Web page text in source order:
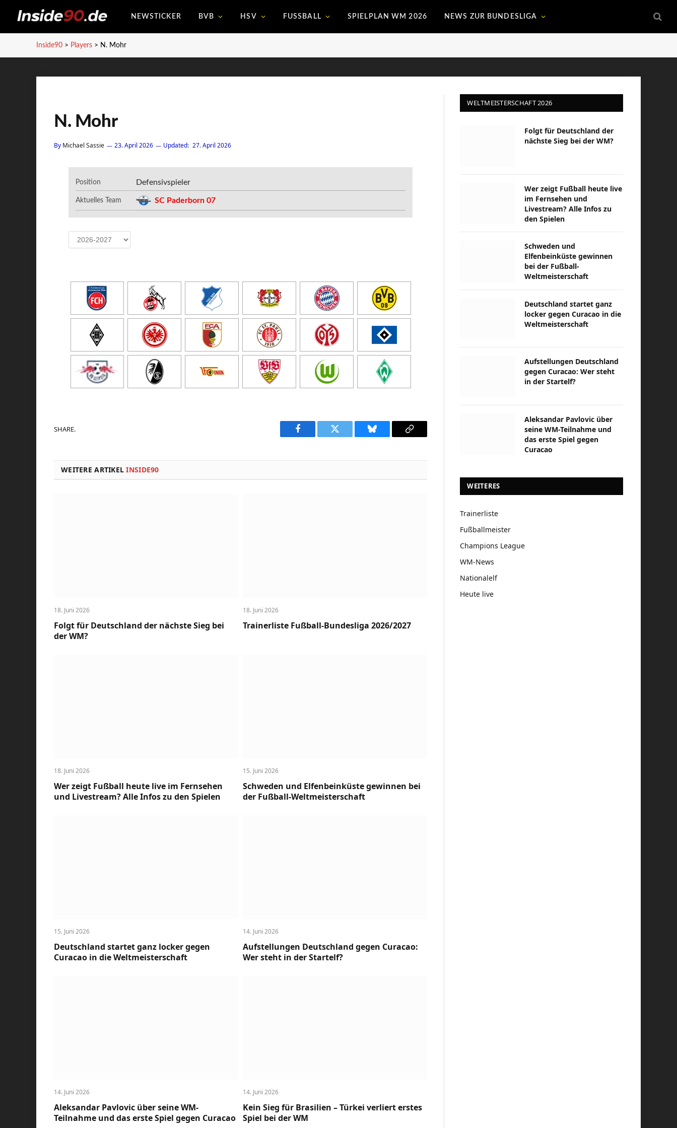
NEWSTICKER BVB HSV FUSSBALL SPIELPLAN WM 2026 NEWS ZUR BUNDESLIGA
Inside90 > Players > N. Mohr
N. Mohr
By Michael Sassie 23. April 2026 Updated: 27. April 2026
Position Defensivspieler
Aktuelles Team SC Paderborn 07
SHARE.
Facebook Twitter Bluesky
Copy
WEITERE ARTIKELINSIDE90
18. Juni 2026
Folgt für Deutschland der nächste Sieg bei
der WM?
18. Juni 2026
Trainerliste Fußball-Bundesliga 2026/2027
18. Juni 2026
Wer zeigt Fußball heute live im Fernsehen
und Livestream? Alle Infos zu den Spielen
15. Juni 2026
Schweden und Elfenbeinküste gewinnen bei
der Fußball-Weltmeisterschaft
15. Juni 2026
Deutschland startet ganz locker gegen
Curacao in die Weltmeisterschaft
14. Juni 2026
Aufstellungen Deutschland gegen Curacao:
Wer steht in der Startelf?
14. Juni 2026
Aleksandar Pavlovic über seine WM-
Teilnahme und das erste Spiel gegen Curacao
14. Juni 2026
Kein Sieg für Brasilien – Türkei verliert erstes
Spiel bei der WM
WELTMEISTERSCHAFT 2026
Folgt für Deutschland der
nächste Sieg bei der WM?
Wer zeigt Fußball heute live
im Fernsehen und
Livestream? Alle Infos zu
den Spielen
Schweden und
Elfenbeinküste gewinnen
bei der Fußball-
Weltmeisterschaft
Deutschland startet ganz
locker gegen Curacao in die
Weltmeisterschaft
Aufstellungen Deutschland
gegen Curacao: Wer steht
in der Startelf?
Aleksandar Pavlovic über
seine WM-Teilnahme und
das erste Spiel gegen
Curacao
WEITERES
Trainerliste
Fußballmeister
Champions League
WM-News
Nationalelf
Heute live